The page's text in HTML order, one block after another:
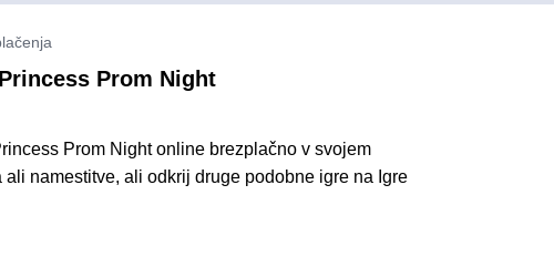
Prom Night
Prom Night online brezplačno v svojem
ali namestitve, ali odkrij druge podobne igre na Igre